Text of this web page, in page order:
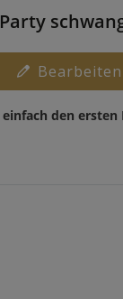
Bearbeiten
einfach den